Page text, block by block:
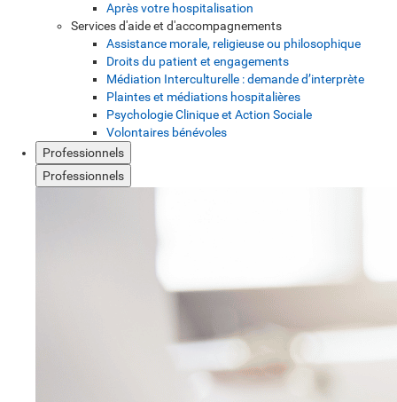
Après votre hospitalisation
Services d'aide et d'accompagnements
Assistance morale, religieuse ou philosophique
Droits du patient et engagements
Médiation Interculturelle : demande d’interprète
Plaintes et médiations hospitalières
Psychologie Clinique et Action Sociale
Volontaires bénévoles
Professionnels
Professionnels